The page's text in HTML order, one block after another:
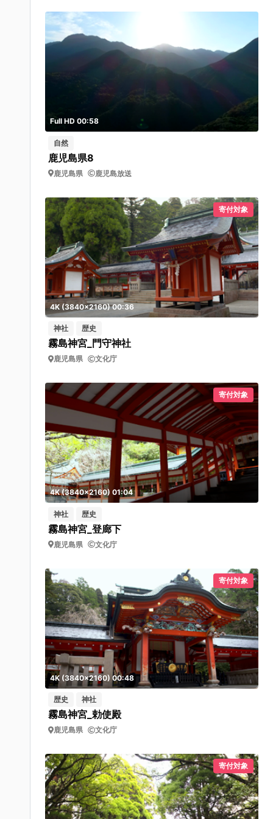
Full HD 00:58
自然
鹿児島県8
鹿児島県 鹿児島放送
寄付対象
4K (3840x2160) 00:36
神社 歴史
霧島神宮_門守神社
鹿児島県 文化庁
寄付対象
4K (3840x2160) 01:04
神社 歴史
霧島神宮_登廊下
鹿児島県 文化庁
寄付対象
4K (3840x2160) 00:48
歴史 神社
霧島神宮_勅使殿
鹿児島県 文化庁
寄付対象